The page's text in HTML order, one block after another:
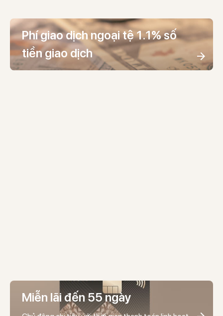
Phí giao dịch ngoại tệ 1.1% số
tiền giao dịch
Miễn lãi đến 55 ngày